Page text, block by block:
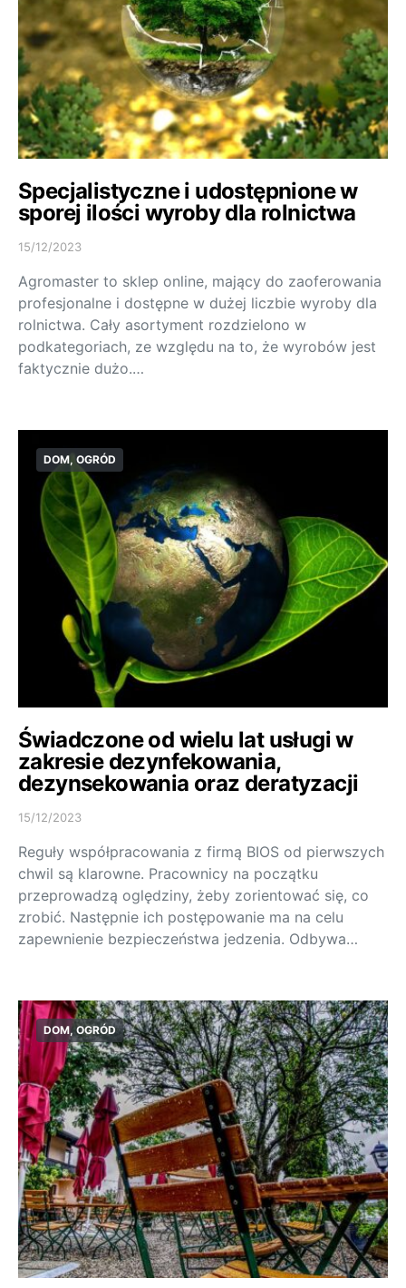
Specjalistyczne i udostępnione w
sporej ilości wyroby dla rolnictwa
15/12/2023
Agromaster to sklep online, mający do zaoferowania
profesjonalne i dostępne w dużej liczbie wyroby dla
rolnictwa. Cały asortyment rozdzielono w
podkategoriach, ze względu na to, że wyrobów jest
faktycznie dużo.…
DOM, OGRÓD
Świadczone od wielu lat usługi w
zakresie dezynfekowania,
dezynsekowania oraz deratyzacji
15/12/2023
Reguły współpracowania z firmą BIOS od pierwszych
chwil są klarowne. Pracownicy na początku
przeprowadzą oględziny, żeby zorientować się, co
zrobić. Następnie ich postępowanie ma na celu
zapewnienie bezpieczeństwa jedzenia. Odbywa…
DOM, OGRÓD